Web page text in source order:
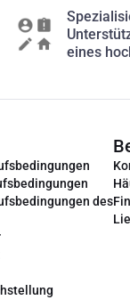
eines
des